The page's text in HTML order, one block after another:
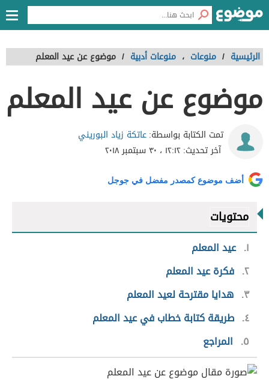
الرئيسية / منوعات ، منوعات أدبية / موضوع عن عيد المعلم
موضوع عن عيد المعلم
تمت الكتابة بواسطة:عاتكة زياد البوريني
آخر تحديث:١٢:١٢ ، ٣٠ سبتمبر ٢٠١٨
أضف موضوع كمصدر مفضل في جوجل
محتويات
١ عيد المعلم
٢ فكرة عيد المعلم
٣ هدايا مقترحة لعيد المعلم
٤ طريقة كتابة خطاب في عيد المعلم
٥
المراجع